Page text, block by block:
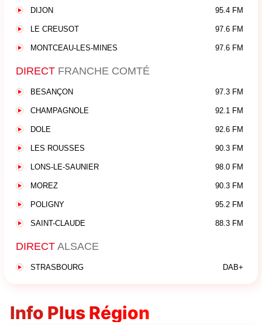
DIJON 95.4 FM
LE CREUSOT 97.6 FM
MONTCEAU-LES-MINES 97.6 FM
DIRECT FRANCHE COMTÉ
BESANÇON 97.3 FM
CHAMPAGNOLE 92.1 FM
DOLE 92.6 FM
LES ROUSSES 90.3 FM
LONS-LE-SAUNIER 98.0 FM
MOREZ 90.3 FM
POLIGNY 95.2 FM
SAINT-CLAUDE 88.3 FM
DIRECT ALSACE
STRASBOURG DAB+
Info Plus Région